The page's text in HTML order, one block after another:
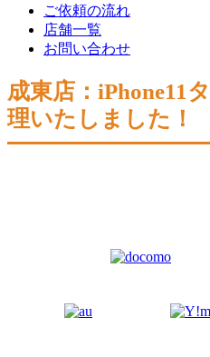
ご依頼の流れ
店舗一覧
お問い合わせ
成東店：iPhone11
理いたしました！